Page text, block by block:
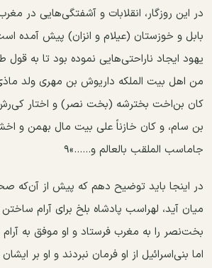
در این روزگار، انقلابات و آشفتگی‌هایی در
بابل و خوزستان (عیلام و انزان) پیش آمده
یهود ایجاد ناراحتی‌هایی نموده بود تا به قول
من اهل بیت الملکه داریوش بن مهری ولد
کان بن‌اخت بخترشه (بخت نصر) و اختار
بن سام، و کان خازناً علی بیت مال بهمن و
جاماسب الملقب بالعالم و......»۹
در اینجا باید توضیح دهم که پیش از آن‌که
میان آید، لهراسب پادشاه بلخ برای آرام
بخت‌نصر را به مغرب فرستاد و او موفق به
اما بنی‌اسرائیل از او فرمان نبردند و او بر